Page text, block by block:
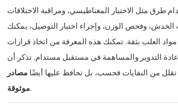
طرق مثل الاختبار المغناطيسي، ومراقبة الاختلافات
الخدش، وفحص الوزن، وإجراء اختبار التوصيل، يمكنك
مواد العلب بثقة. تمكنك هذه المعرفة من اتخاذ قرارات
التدوير والمساهمة في مستقبل مستدام. تذكر أن
تقلل من النفايات فحسب، بل تحافظ عليها أيضًا مصادر
موثوقة.